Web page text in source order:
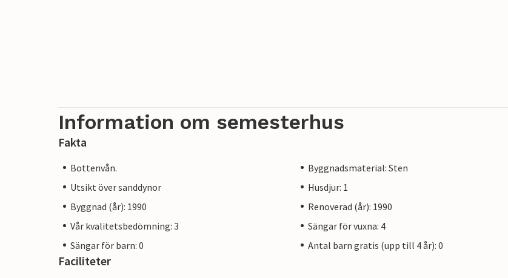
Information om semesterhus
Fakta
Bottenvån.
Byggnadsmaterial: Sten
Utsikt över sanddynor
Husdjur: 1
Byggnad (år): 1990
Renoverad (år): 1990
Vår kvalitetsbedömning: 3
Sängar för vuxna: 4
Sängar för barn: 0
Antal barn gratis (upp till 4 år): 0
Faciliteter